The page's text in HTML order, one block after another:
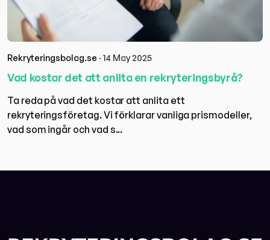
Rekryteringsbolag.se · 14 May 2025
Vad kostar det att anlita en rekryteringsbyrå?
Ta reda på vad det kostar att anlita ett
rekryteringsföretag. Vi förklarar vanliga prismodeller,
vad som ingår och vad s...